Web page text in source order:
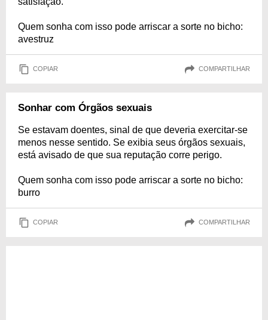
Quem sonha com isso pode arriscar a sorte no bicho:
avestruz
COPIAR COMPARTILHAR
Sonhar com Órgãos sexuais
Se estavam doentes, sinal de que deveria exercitar-se
menos nesse sentido. Se exibia seus órgãos sexuais,
está avisado de que sua reputação corre perigo.
Quem sonha com isso pode arriscar a sorte no bicho:
burro
COPIAR COMPARTILHAR